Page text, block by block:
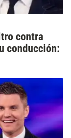
contra
conducción: